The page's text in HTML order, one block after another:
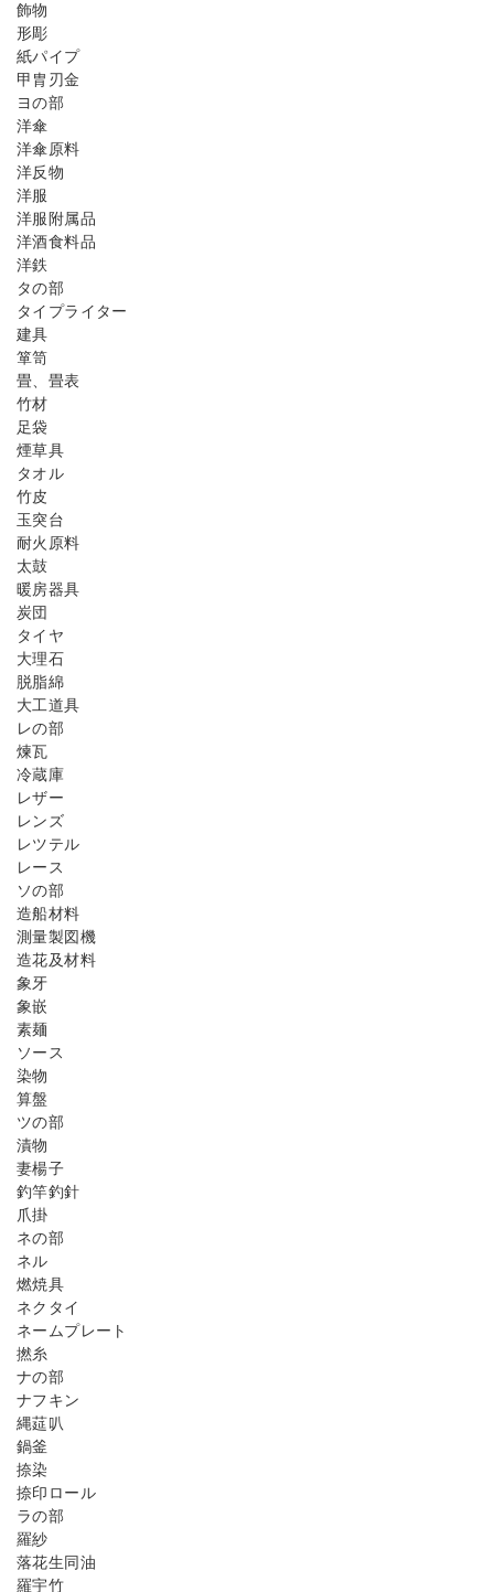
飾物
形彫
紙パイプ
甲胄刃金
ヨの部
洋傘
洋傘原料
洋反物
洋服
洋服附属品
洋酒食料品
洋鉄
タの部
タイプライター
建具
箪笥
畳、畳表
竹材
足袋
煙草具
タオル
竹皮
玉突台
耐火原料
太鼓
暖房器具
炭団
タイヤ
大理石
脱脂綿
大工道具
レの部
煉瓦
冷蔵庫
レザー
レンズ
レツテル
レース
ソの部
造船材料
測量製図機
造花及材料
象牙
象嵌
素麺
ソース
染物
算盤
ツの部
漬物
妻楊子
釣竿釣針
爪掛
ネの部
ネル
燃焼具
ネクタイ
ネームプレート
撚糸
ナの部
ナフキン
縄莚叭
鍋釜
捺染
捺印ロール
ラの部
羅紗
落花生同油
羅宇竹